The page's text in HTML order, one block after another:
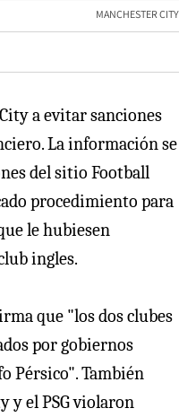
MANCHESTER CITY
a evitar sanciones
La información se
del sitio Football
procedimiento para
le hubiesen
ingles.
que "los dos clubes
por gobiernos
Pérsico". También
y el PSG violaron